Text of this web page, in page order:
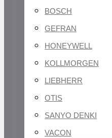
BOSCH
GEFRAN
HONEYWELL
KOLLMORGEN
LIEBHERR
OTIS
SANYO DENKI
VACON